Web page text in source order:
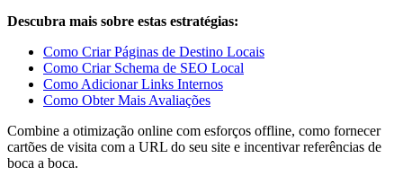
Descubra mais sobre estas estratégias:
Como Criar Páginas de Destino Locais
Como Criar Schema de SEO Local
Como Adicionar Links Internos
Como Obter Mais Avaliações
Combine a otimização online com esforços offline, como fornecer
cartões de visita com a URL do seu site e incentivar referências de
boca a boca.